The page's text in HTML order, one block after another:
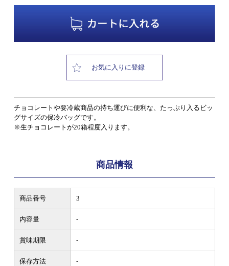
お気に入りに登録
チョコレートや要冷蔵商品の持ち運びに便利な、たっぷり入るビッ
グサイズの保冷バッグです。
※生チョコレートが20箱程度入ります。
商品情報
商品番号 3
内容量 -
賞味期限 -
保存方法 -